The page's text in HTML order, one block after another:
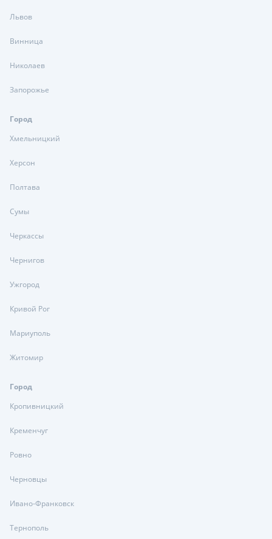
Львов
Винница
Николаев
Запорожье
Город
Хмельницкий
Херсон
Полтава
Сумы
Черкассы
Чернигов
Ужгород
Кривой Рог
Мариуполь
Житомир
Город
Кропивницкий
Кременчуг
Ровно
Черновцы
Ивано-Франковск
Тернополь